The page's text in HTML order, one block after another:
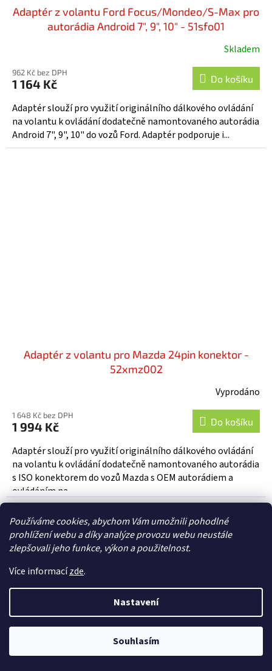
Používáme cookies, abychom Vám umožnili pohodlné
prohlížení webu a díky analýze provozu webu neustále
zlepšovali jeho funkce, výkon a použitelnost.
Více informacízde.
Nastavení
Souhlasím
Adaptér z volantu Ford Focus/Mondeo/S-Max pro
autorádia Android 7", 9", 10" - 51sfo01
Skladem
962 Kč bez DPH
1 164 Kč Do košíku
Adaptér slouží pro využití originálního dálkového ovládání
na volantu k ovládání dodatečně namontovaného autorádia
Android 7", 9", 10" do vozů Ford. Adaptér podporuje i...
Adaptér z volantu pro Mazda 24pin konektor -
52xmz002
Vyprodáno
1 648 Kč bez DPH
1 994 Kč Do košíku
Adaptér slouží pro využití originálního dálkového ovládání
na volantu k ovládání dodatečně namontovaného autorádia
s ISO konektorem do vozů Mazda s OEM autorádiem a
ovládáním na...